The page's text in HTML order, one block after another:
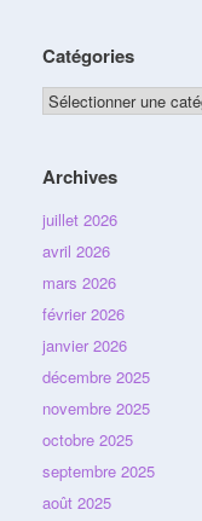
Catégories
Catégories
Archives
juillet 2026
avril 2026
mars 2026
février 2026
janvier 2026
décembre 2025
novembre 2025
octobre 2025
septembre 2025
août 2025